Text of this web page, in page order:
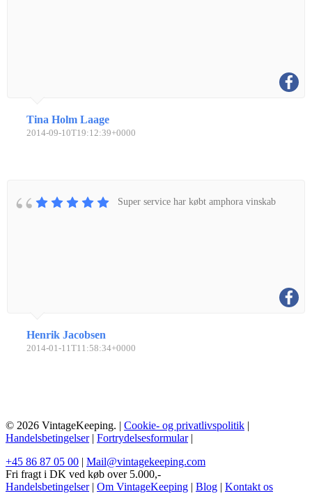
Tina Holm Laage
2014-09-10T19:12:39+0000
Super service har købt amphora vinskab
Henrik Jacobsen
2014-01-11T11:58:34+0000
© 2026 VintageKeeping. | Cookie- og privatlivspolitik |
Handelsbetingelser| Fortrydelsesformular|
+45 86 87 05 00 | Mail@vintagekeeping.com
Fri fragt i DK ved køb over 5.000,-
Handelsbetingelser| Om VintageKeeping | Blog | Kontakt os